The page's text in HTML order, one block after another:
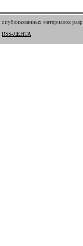
материалов
RSS-ЛЕНТА